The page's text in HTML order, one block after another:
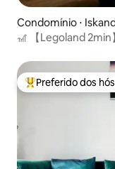
Condomínio ⋅
🎢 【Legoland
Entre os melhores
Preferido dos